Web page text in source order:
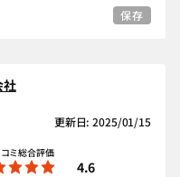
保存
社
更新日: 2025/01/15
ミ総合評価
4.6